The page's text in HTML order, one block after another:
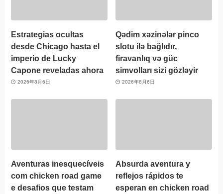
Estrategias ocultas
desde Chicago hasta el
imperio de Lucky
Capone reveladas ahora
2026年8月6日
Qədim xəzinələr pinco
slotu ilə bağlıdır,
firavanlıq və güc
simvolları sizi gözləyir
2026年8月6日
Aventuras inesquecíveis
com chicken road game
e desafios que testam
Absurda aventura y
reflejos rápidos te
esperan en chicken road